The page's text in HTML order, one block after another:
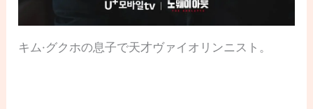
キム·グクホの息子で天才ヴァイオリンニスト。